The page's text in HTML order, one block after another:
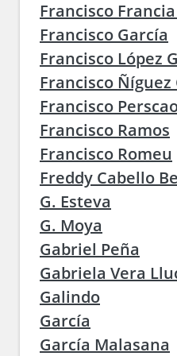
Francisco
Francisco García
Francisco López
Francisco
Francisco
Francisco Ramos
Francisco Romeu
Freddy Cabello
G. Esteva
G. Moya
Gabriel Peña
Gabriela Vera
Galindo
García
García Malasana